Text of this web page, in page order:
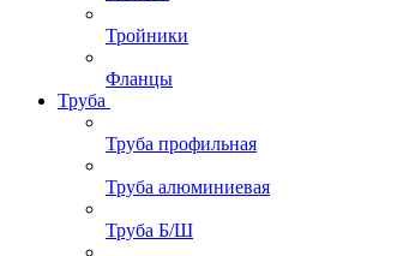
Тройники
Фланцы
Труба
Труба профильная
Труба алюминиевая
Труба Б/Ш